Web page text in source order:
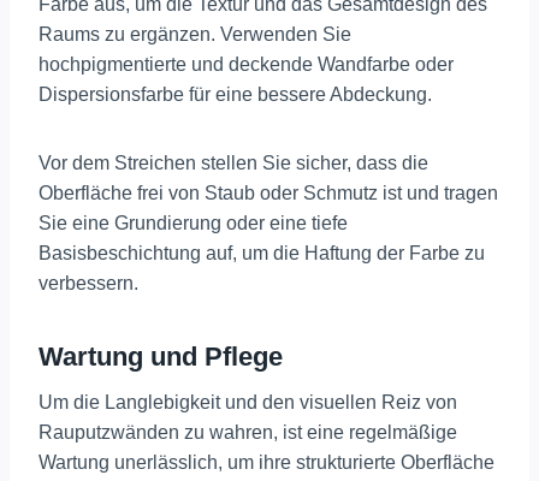
Farbe aus, um die Textur und das Gesamtdesign des
Raums zu ergänzen. Verwenden Sie
hochpigmentierte und deckende Wandfarbe oder
Dispersionsfarbe für eine bessere Abdeckung.
Vor dem Streichen stellen Sie sicher, dass die
Oberfläche frei von Staub oder Schmutz ist und tragen
Sie eine Grundierung oder eine tiefe
Basisbeschichtung auf, um die Haftung der Farbe zu
verbessern.
Wartung und Pflege
Um die Langlebigkeit und den visuellen Reiz von
Rauputzwänden zu wahren, ist eine regelmäßige
Wartung unerlässlich, um ihre strukturierte Oberfläche